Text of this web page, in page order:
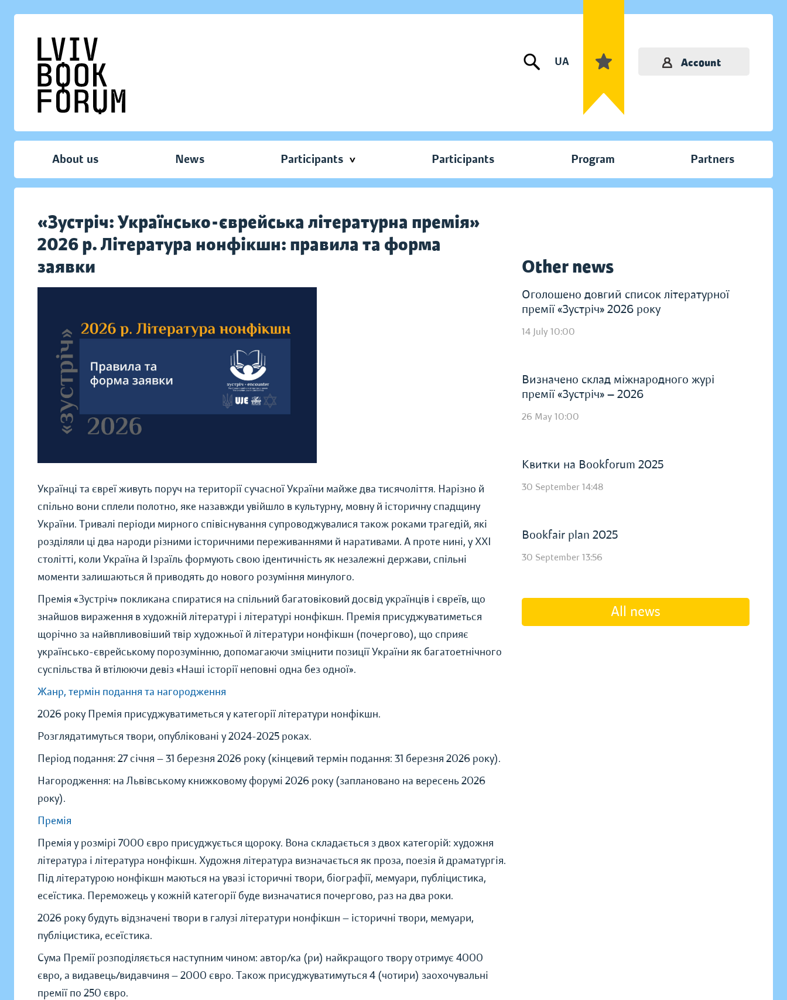
UA Account
About us News Participants Participants Program Partners
«Зустріч: Українсько-єврейська літературна премія»
2026 р. Література нонфікшн: правила та форма
заявки
Other news
Українці та євреї живуть поруч на території сучасної України майже два тисячоліття. Нарізно й
спільно вони сплели полотно, яке назавжди увійшло в культурну, мовну й історичну спадщину
України. Тривалі періоди мирного співіснування супроводжувалися також роками трагедій, які
розділяли ці два народи різними історичними переживаннями й наративами. А проте нині, у XXI
столітті, коли Україна й Ізраїль формують свою ідентичність як незалежні держави, спільні
моменти залишаються й приводять до нового розуміння минулого.
Премія «Зустріч» покликана спиратися на спільний багатовіковий досвід українців і євреїв, що
знайшов вираження в художній літературі і літературі нонфікшн. Премія присуджуватиметься
щорічно за найвпливовіший твір художньої й літератури нонфікшн (почергово), що сприяє
українсько-єврейському порозумінню, допомагаючи зміцнити позиції України як багатоетнічного
суспільства й втілюючи девіз «Наші історії неповні одна без одної».
Жанр, термін подання та нагородження
2026 року Премія присуджуватиметься у категорії літератури нонфікшн.
Розглядатимуться твори, опубліковані у 2024-2025 роках.
Період подання: 27 січня — 31 березня 2026 року (кінцевий термін подання: 31 березня 2026 року).
Нагородження: на Львівському книжковому форумі 2026 року (заплановано на вересень 2026
року).
Премія
Премія у розмірі 7000 євро присуджується щороку. Вона складається з двох категорій: художня
література і літературa нонфікшн. Художня література визначається як проза, поезія й драматургія.
Під літературою нонфікшн маються на увазі історичні твори, біографії, мемуари, публіцистика,
есеїстика. Переможець у кожній категорії буде визначатися почергово, раз на два роки.
2026 року будуть відзначені твори в галузі літератури нонфікшн — історичні твори, мемуари,
публіцистика, есеїстика.
Сума Премії розподіляється наступним чином: автор/ка (ри) найкращого твору отримує 4000
євро, а видавець/видавчиня — 2000 євро. Також присуджуватимуться 4 (чотири) заохочувальні
премії по 250 євро.
Оголошено довгий список літературної
премії «Зустріч» 2026 року
14 July 10:00
Визначено склад міжнародного журі
премії «Зустріч» — 2026
26 May 10:00
Квитки на Bookforum 2025
30 September 14:48
Bookfair plan 2025
30 September 13:56
All news